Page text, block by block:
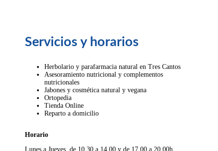
Servicios y horarios
Herbolario y parafarmacia natural en Tres Cantos
Asesoramiento nutricional y complementos
nutricionales
Jabones y cosmética natural y vegana
Ortopedia
Tienda Online
Reparto a domicilio
Horario
Lunes a Jueves, de 10.30 a 14.00 y de 17.00 a 20.00h